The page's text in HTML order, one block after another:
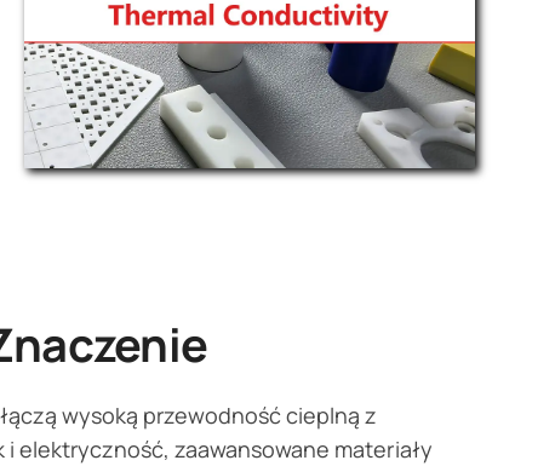
wysoką przewodność cieplną z
elektryczność, zaawansowane materiały